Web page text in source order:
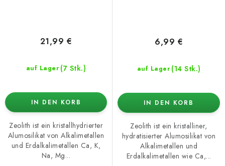
auf Lager (7 Stk.)
21,99 €
IN DEN KORB
Zeolith ist ein kristallhydrierter
Alumosilikat von Alkalimetallen
und Erdalkalimetallen Ca, K,
Na, Mg...
auf Lager (14 Stk.)
6,99 €
IN DEN KORB
Zeolith ist ein kristalliner,
hydratisierter Alumosilikat von
Alkalimetallen und
Erdalkalimetallen wie Ca,...